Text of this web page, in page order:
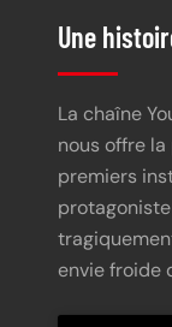
Une
La chaîne
nous offre
premiers
envie froide